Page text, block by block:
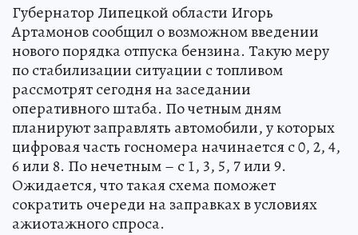
Губернатор Липецкой области Игорь
Артамонов сообщил о возможном введении
нового порядка отпуска бензина. Такую меру
по стабилизации ситуации с топливом
рассмотрят сегодня на заседании
оперативного штаба. По четным дням
планируют заправлять автомобили, у которых
цифровая часть госномера начинается с 0, 2, 4,
6 или 8. По нечетным – с 1, 3, 5, 7 или 9.
Ожидается, что такая схема поможет
сократить очереди на заправках в условиях
ажиотажного спроса.